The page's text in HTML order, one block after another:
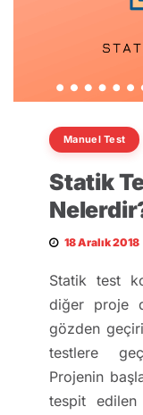
Manuel Test
Statik
18 Aralık 2018
Statik test
diğer proje
gözden
testlere
Projenin
tespit edilen